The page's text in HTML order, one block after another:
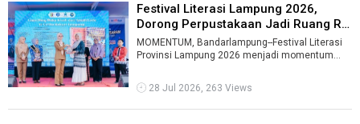
Festival Literasi Lampung 2026,
Dorong Perpustakaan Jadi Ruang Re
...
MOMENTUM, Bandarlampung--Festival Literasi
Provinsi Lampung 2026 menjadi momentum
mendoro ...
28 Jul 2026, 263 Views